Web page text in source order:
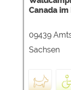
Canada
09439
Sachsen
werden Teile der
Externe Medien
YouTube (Videos von
der Internetseiten von
Campingplätzen)